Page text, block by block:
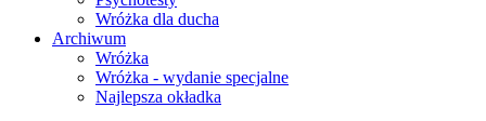
Wróżka dla ducha
Archiwum
Wróżka
Wróżka - wydanie specjalne
Najlepsza okładka